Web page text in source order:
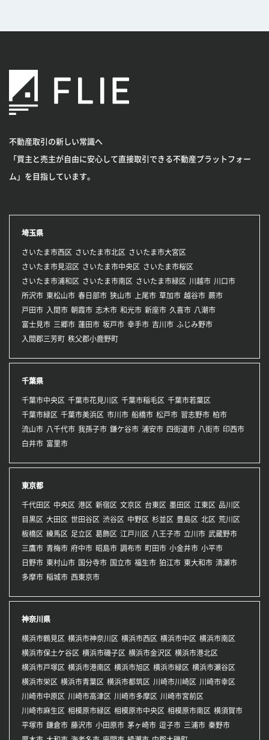
不動産取引の新しい常識へ
「買主と売主が自由に安心して直接取引できる不動産プラットフォー
ム」を目指しています。
埼玉県
さいたま市西区 さいたま市北区
さいたま市大宮区
さいたま市見沼区
さいたま市中央区
さいたま市桜区
さいたま市浦和区
さいたま市南区 さいたま市緑区 川越市 川口市
所沢市 東松山市 春日部市 狭山市 上尾市 草加市 越谷市 蕨市
戸田市 入間市 朝霞市 志木市 和光市 新座市 久喜市 八潮市
富士見市 三郷市 蓮田市 坂戸市 幸手市 吉川市 ふじみ野市
入間郡三芳町 秩父郡小鹿野町
千葉県
千葉市中央区 千葉市花見川区 千葉市稲毛区 千葉市若葉区
千葉市緑区 千葉市美浜区 市川市 船橋市 松戸市 習志野市 柏市
流山市 八千代市 我孫子市 鎌ケ谷市 浦安市 四街道市 八街市 印西市
白井市 富里市
東京都
千代田区 中央区 港区 新宿区 文京区 台東区 墨田区 江東区 品川区
目黒区 大田区 世田谷区 渋谷区 中野区 杉並区 豊島区 北区 荒川区
板橋区 練馬区 足立区 葛飾区 江戸川区 八王子市 立川市 武蔵野市
三鷹市 青梅市 府中市 昭島市 調布市 町田市 小金井市 小平市
日野市 東村山市 国分寺市 国立市 福生市 狛江市 東大和市 清瀬市
多摩市 稲城市 西東京市
神奈川県
横浜市鶴見区 横浜市神奈川区 横浜市西区 横浜市中区 横浜市南区
横浜市保土ケ谷区 横浜市磯子区 横浜市金沢区 横浜市港北区
横浜市戸塚区 横浜市港南区 横浜市旭区 横浜市緑区 横浜市瀬谷区
横浜市栄区 横浜市青葉区 横浜市都筑区 川崎市川崎区 川崎市幸区
川崎市中原区 川崎市高津区 川崎市多摩区 川崎市宮前区
川崎市麻生区 相模原市緑区 相模原市中央区 相模原市南区 横須賀市
平塚市 鎌倉市 藤沢市 小田原市 茅ヶ崎市 逗子市 三浦市 秦野市